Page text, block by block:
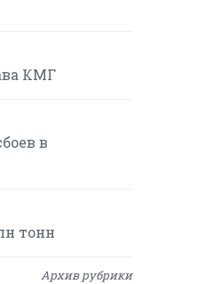
КМГ
в
тонн
Архив рубрики